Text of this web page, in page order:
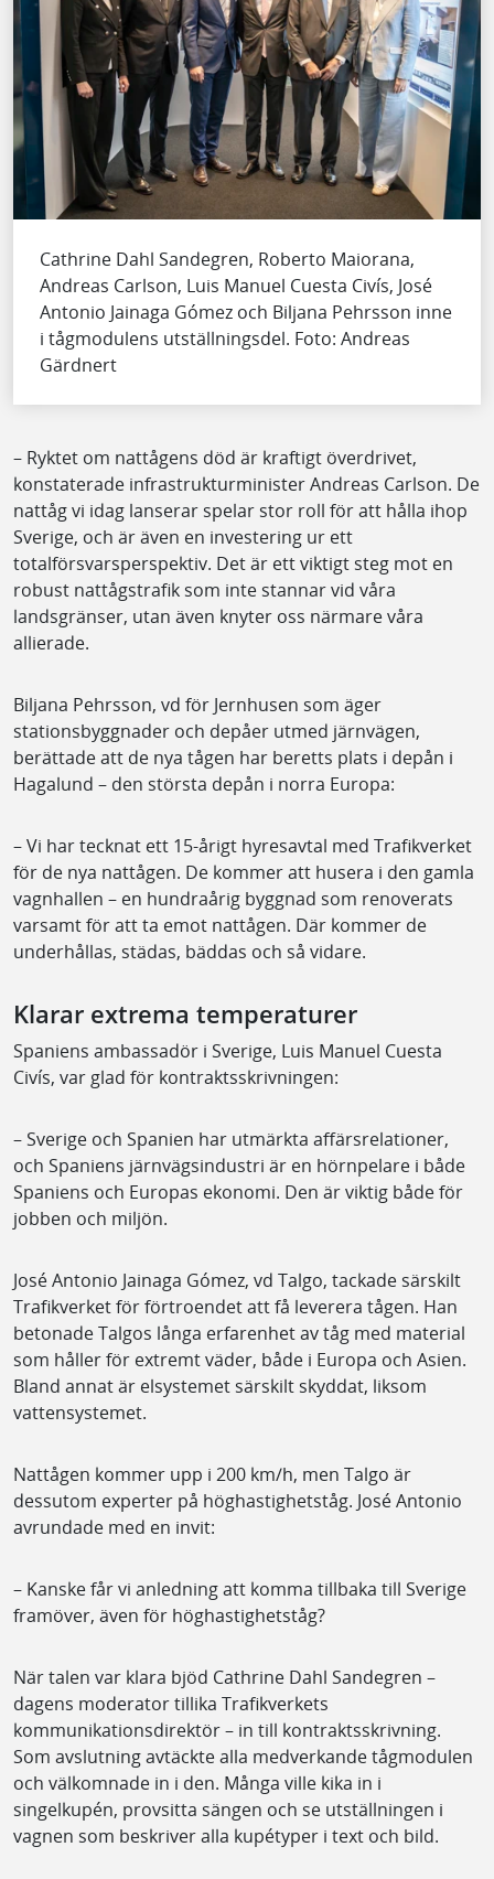
Cathrine Dahl Sandegren, Roberto Maiorana,
Andreas Carlson, Luis Manuel Cuesta Civís, José
Antonio Jainaga Gómez och Biljana Pehrsson inne
i tågmodulens utställningsdel. Foto: Andreas
Gärdnert
– Ryktet om nattågens död är kraftigt överdrivet,
konstaterade infrastrukturminister Andreas Carlson. De
nattåg vi idag lanserar spelar stor roll för att hålla ihop
Sverige, och är även en investering ur ett
totalförsvarsperspektiv. Det är ett viktigt steg mot en
robust nattågstrafik som inte stannar vid våra
landsgränser, utan även knyter oss närmare våra
allierade.
Biljana Pehrsson, vd för Jernhusen som äger
stationsbyggnader och depåer utmed järnvägen,
berättade att de nya tågen har beretts plats i depån i
Hagalund – den största depån i norra Europa:
– Vi har tecknat ett 15-årigt hyresavtal med Trafikverket
för de nya nattågen. De kommer att husera i den gamla
vagnhallen – en hundraårig byggnad som renoverats
varsamt för att ta emot nattågen. Där kommer de
underhållas, städas, bäddas och så vidare.
Klarar extrema temperaturer
Spaniens ambassadör i Sverige, Luis Manuel Cuesta
Civís, var glad för kontraktsskrivningen:
– Sverige och Spanien har utmärkta affärsrelationer,
och Spaniens järnvägsindustri är en hörnpelare i både
Spaniens och Europas ekonomi. Den är viktig både för
jobben och miljön.
José Antonio Jainaga Gómez, vd Talgo, tackade särskilt
Trafikverket för förtroendet att få leverera tågen. Han
betonade Talgos långa erfarenhet av tåg med material
som håller för extremt väder, både i Europa och Asien.
Bland annat är elsystemet särskilt skyddat, liksom
vattensystemet.
Nattågen kommer upp i 200 km/h, men Talgo är
dessutom experter på höghastighetståg. José Antonio
avrundade med en invit:
– Kanske får vi anledning att komma tillbaka till Sverige
framöver, även för höghastighetståg?
När talen var klara bjöd Cathrine Dahl Sandegren –
dagens moderator tillika Trafikverkets
kommunikationsdirektör – in till kontraktsskrivning.
Som avslutning avtäckte alla medverkande tågmodulen
och välkomnade in i den. Många ville kika in i
singelkupén, provsitta sängen och se utställningen i
vagnen som beskriver alla kupétyper i text och bild.